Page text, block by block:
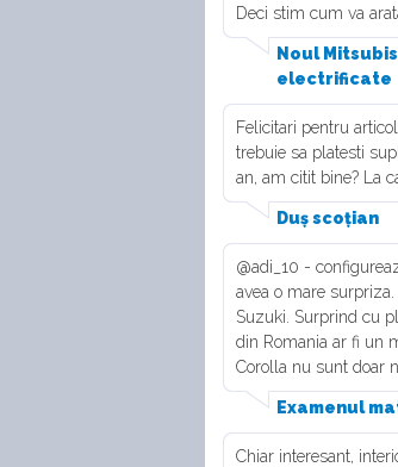
Deci stim cum va
Noul
electrificate
Felicitari pentru
trebuie sa platesti
an, am citit bine? La
Duș scoțian
@adi_10 -
avea o mare
Suzuki. Surprind cu
din Romania ar fi un
Corolla nu sunt doar
Examenul
Chiar interesant,